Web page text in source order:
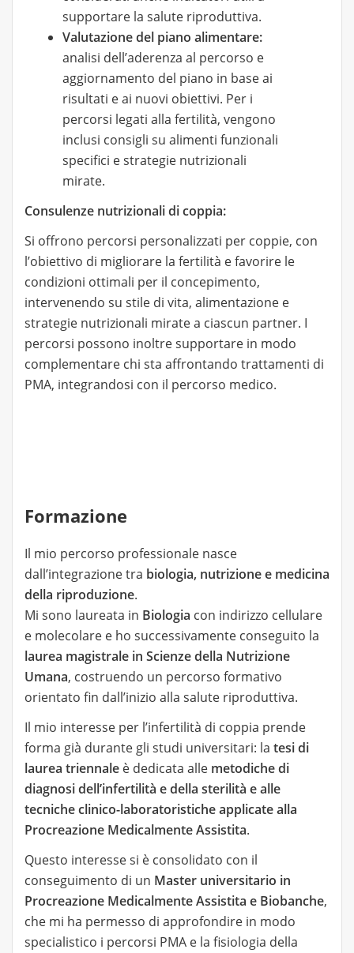
supportare la salute riproduttiva.
Valutazione del piano alimentare:
analisi dell’aderenza al percorso e
aggiornamento del piano in base ai
risultati e ai nuovi obiettivi. Per i
percorsi legati alla fertilità, vengono
inclusi consigli su alimenti funzionali
specifici e strategie nutrizionali
mirate.
Consulenze nutrizionali di coppia:
Si offrono percorsi personalizzati per coppie, con
l’obiettivo di migliorare la fertilità e favorire le
condizioni ottimali per il concepimento,
intervenendo su stile di vita, alimentazione e
strategie nutrizionali mirate a ciascun partner. I
percorsi possono inoltre supportare in modo
complementare chi sta affrontando trattamenti di
PMA, integrandosi con il percorso medico.
Formazione
Il mio percorso professionale nasce
dall’integrazione tra biologia, nutrizione e medicina
della riproduzione.
Mi sono laureata in Biologia con indirizzo cellulare
e molecolare e ho successivamente conseguito la
laurea magistrale in Scienze della Nutrizione
Umana, costruendo un percorso formativo
orientato fin dall’inizio alla salute riproduttiva.
Il mio interesse per l’infertilità di coppia prende
forma già durante gli studi universitari: la tesi di
laurea triennale è dedicata alle metodiche di
diagnosi dell’infertilità e della sterilità e alle
tecniche clinico-laboratoristiche applicate alla
Procreazione Medicalmente Assistita.
Questo interesse si è consolidato con il
conseguimento di un Master universitario in
Procreazione Medicalmente Assistita e Biobanche,
che mi ha permesso di approfondire in modo
specialistico i percorsi PMA e la fisiologia della